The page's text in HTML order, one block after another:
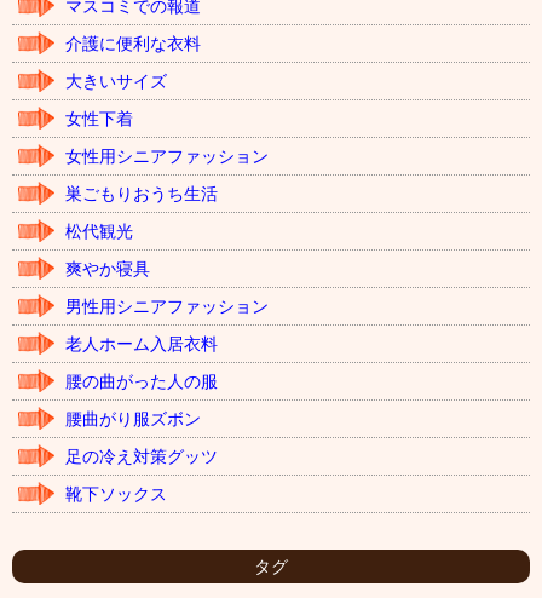
マスコミでの報道
介護に便利な衣料
大きいサイズ
女性下着
女性用シニアファッション
巣ごもりおうち生活
松代観光
爽やか寝具
男性用シニアファッション
老人ホーム入居衣料
腰の曲がった人の服
腰曲がり服ズボン
足の冷え対策グッツ
靴下ソックス
タグ